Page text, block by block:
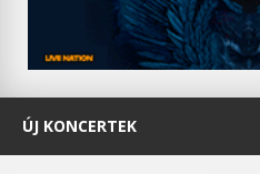
ÚJ KONCERTEK